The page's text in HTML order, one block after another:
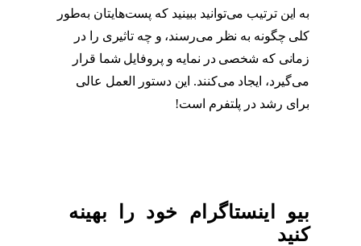
به این ترتیب می‌توانید ببینید که پست‌هایتان به‌طور
کلی چگونه به نظر می‌رسند، و چه تاثیری را در
زمانی که شخصی در نمایه و پروفایل شما قرار
می‌گیرد، ایجاد می‌کنند. این دستور العمل عالی
برای رشد در پلتفرم است!
بیو اینستاگرام خود را بهینه
کنید